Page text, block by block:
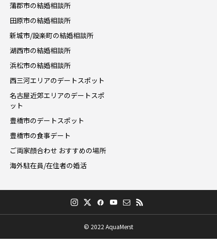
蒲郡市の結婚相談所
田原市の結婚相談所
新城市/設楽町の結婚相談所
湖西市の結婚相談所
浜松市の結婚相談所
西三河エリアのデートスポット
名古屋近郊エリアのデートスポ
ット
豊橋市のデートスポット
豊橋市の食事デート
ご両家顔合わせ おすすめの場所
海外駐在員/在住者の婚活
© 2022 AquaMerst